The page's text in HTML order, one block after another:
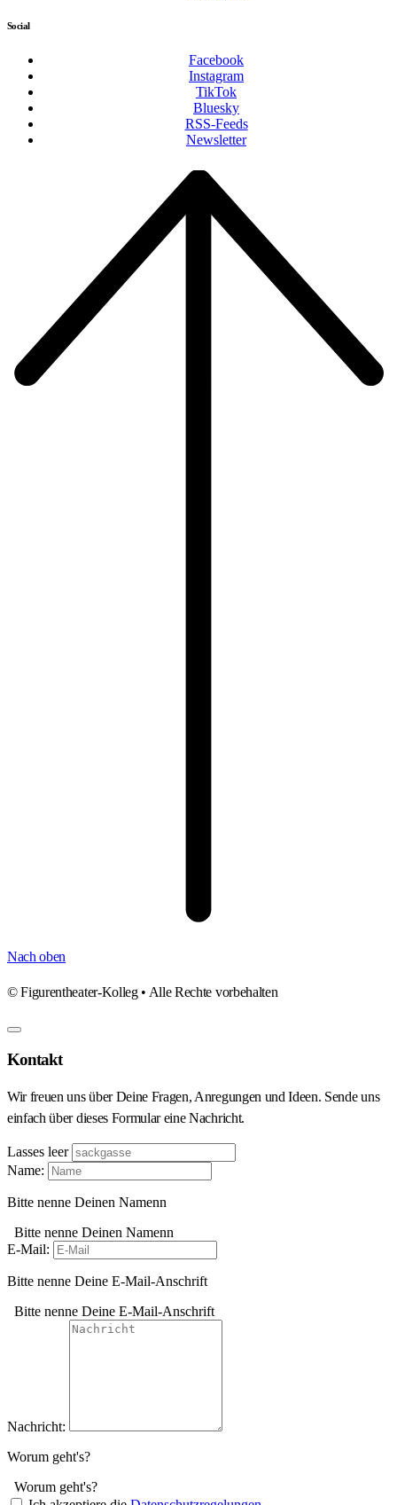
Social
Facebook
Instagram
TikTok
Bluesky
RSS-Feeds
Newsletter
Nach oben
©Figurentheater-Kolleg • Alle Rechte vorbehalten
Kontakt
Wir freuen uns über Deine Fragen, Anregungen und Ideen. Sende uns
einfach über dieses Formular eine Nachricht.
Lasses leer
Name:
Bitte nenne Deinen Namenn
Bitte nenne Deinen Namenn
E-Mail:
Bitte nenne Deine E-Mail-Anschrift
Bitte nenne Deine E-Mail-Anschrift
Nachricht:
Worum geht's?
Worum geht's?